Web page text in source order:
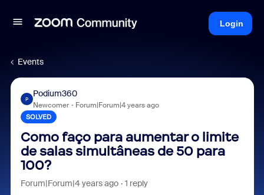
Login
Events
P
Podium360
Newcomer Forum|Forum|4 years ago
SOLVED
Como faço para aumentar o limite
de salas simultâneas de 50 para
100?
Forum|Forum|4 years ago 1 reply